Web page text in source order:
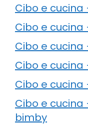
Cibo e cucina
Cibo e cucina
Cibo e
Cibo e
Cibo e
Cibo e
bimby